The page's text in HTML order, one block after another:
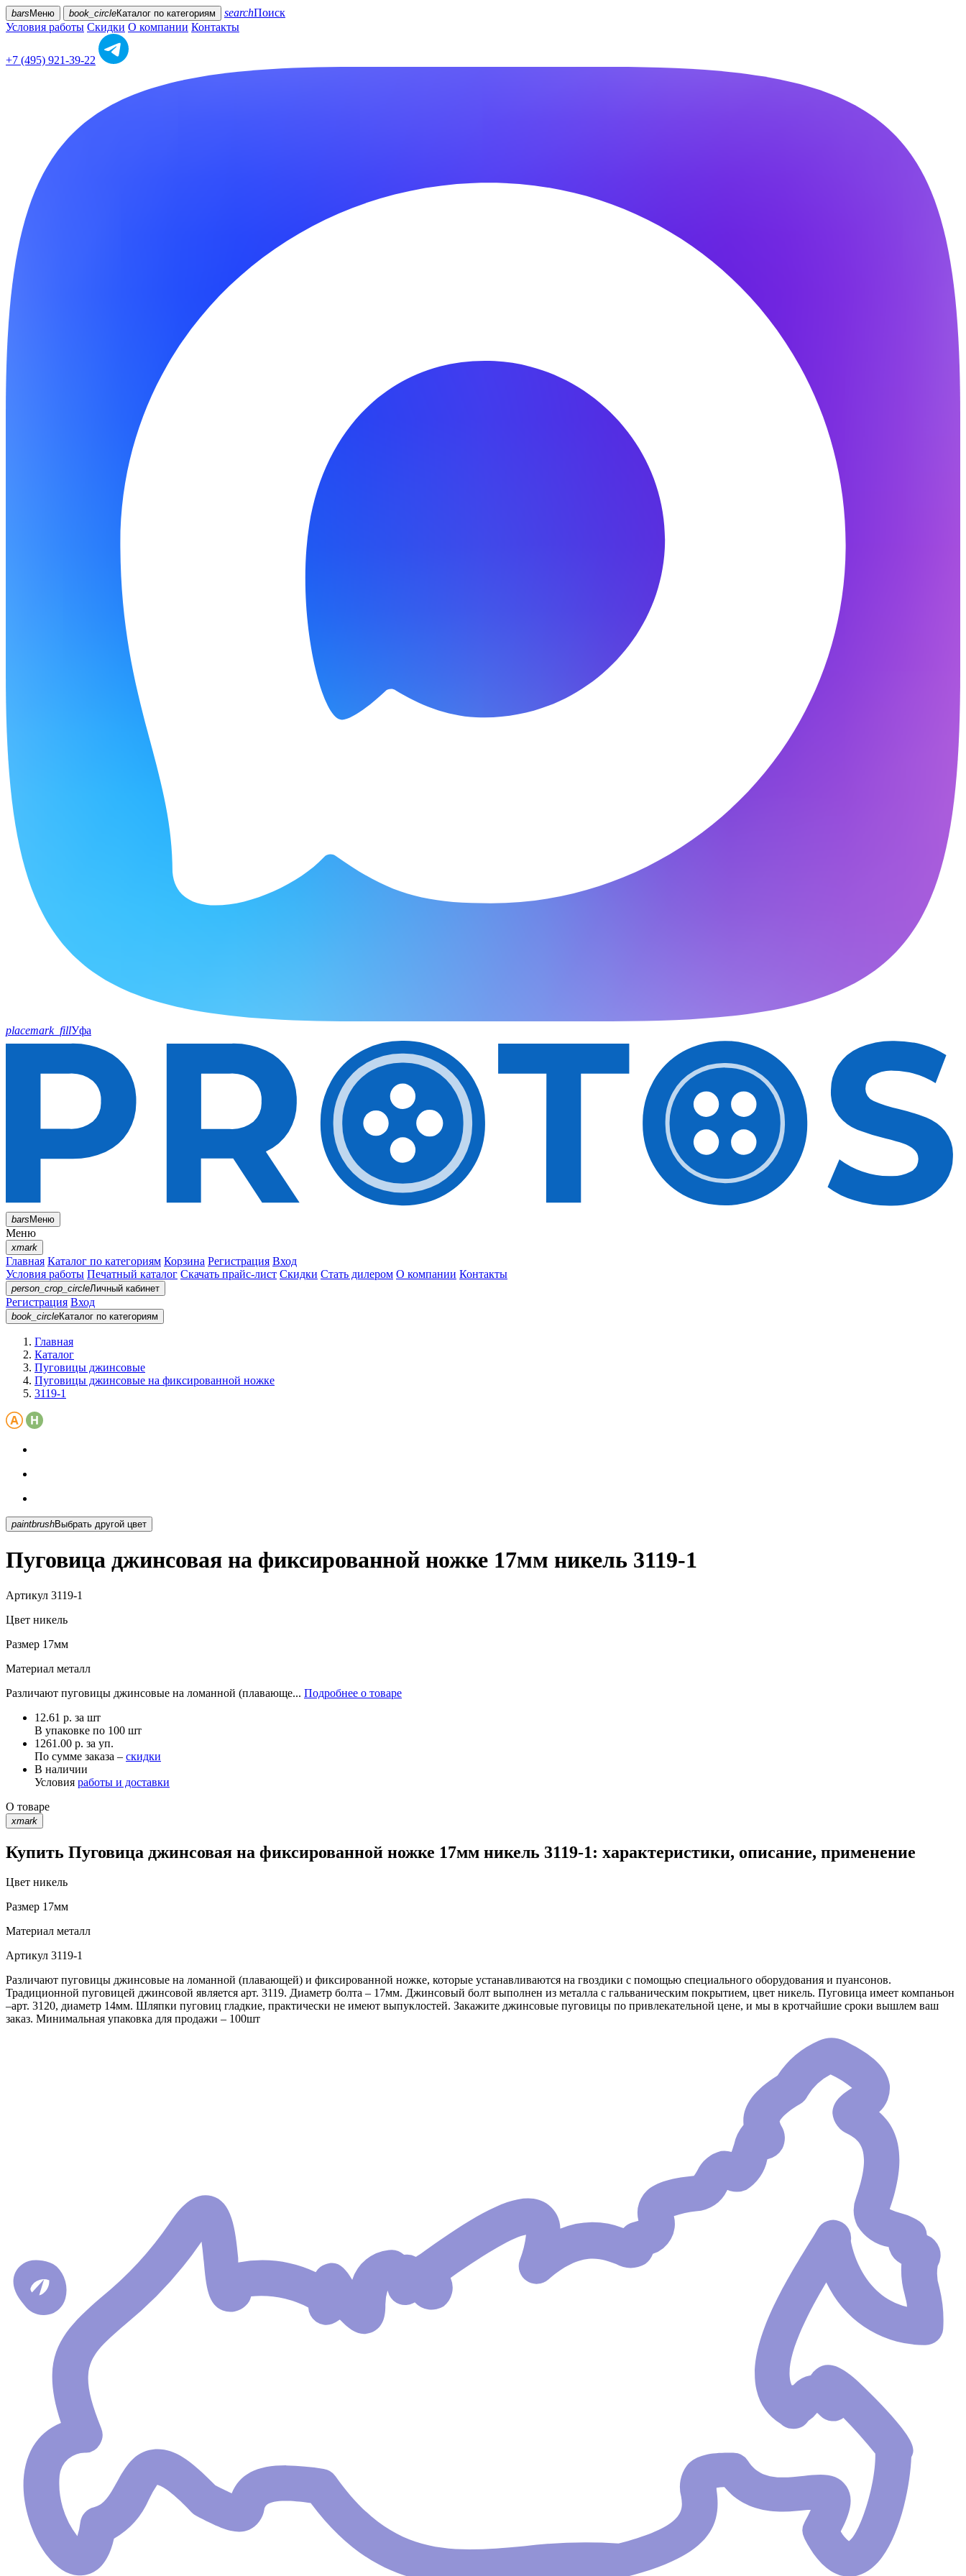
bars Меню book_circleКаталог по категориям searchПоиск
Условия работы Скидки О компании Контакты
+7 (495) 921-39-22
placemark_fillУфа
barsМеню
Меню
xmark
Главная Каталог по категориям Корзина Регистрация Вход
Условия работы Печатный каталог Скачать прайс-лист Скидки Стать дилером О компании Контакты
person_crop_circleЛичный кабинет
Регистрация Вход
book_circleКаталог по категориям
Главная
Каталог
Пуговицы джинсовые
Пуговицы джинсовые на фиксированной ножке
3119-1
paintbrush Выбрать другой цвет
Пуговица джинсовая на фиксированной ножке 17мм никель 3119-1
Артикул 3119-1
Цвет никель
Размер 17мм
Материал металл
Различают пуговицы джинсовые на ломанной (плавающе... Подробнее о товаре
12.61 р. за шт
В упаковке по 100 шт
1261.00 р. за уп.
По сумме заказа – скидки
В наличии
Условия работы и доставки
О товаре
xmark
Купить Пуговица джинсовая на фиксированной ножке 17мм никель 3119-1: характеристики, описание, применение
Цвет никель
Размер 17мм
Материал металл
Артикул 3119-1
Различают пуговицы джинсовые на ломанной (плавающей) и фиксированной ножке, которые устанавливаются на гвоздики с помощью специального оборудования и пуансонов.
Традиционной пуговицей джинсовой является арт. 3119. Диаметр болта – 17мм. Джинсовый болт выполнен из металла с гальваническим покрытием, цвет никель. Пуговица имеет компаньон
–арт. 3120, диаметр 14мм. Шляпки пуговиц гладкие, практически не имеют выпуклостей. Закажите джинсовые пуговицы по привлекательной цене, и мы в кротчайшие сроки вышлем ваш
заказ. Минимальная упаковка для продажи – 100шт